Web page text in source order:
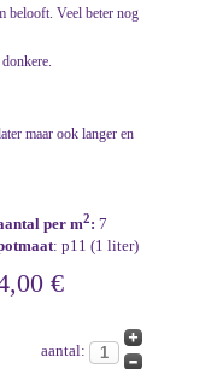
belooft. Veel beter nog
maar ook langer en
per m2: 7
: p11 (1 liter)
€
aantal: